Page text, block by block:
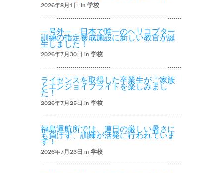
2026年8月1日 in 学校
－号外－ 日本で唯一のヘリコプター
訓練の指定養成施設に新しい教官が誕
生しました！
2026年7月30日 in 学校
ライセンスを取得した卒業生がご家族
とエンジョイフライトを楽しみまし
た！
2026年7月25日 in 学校
福島運航所では、連日の厳しい暑さに
も負けず、訓練が活発に行われていま
す！
2026年7月23日 in 学校